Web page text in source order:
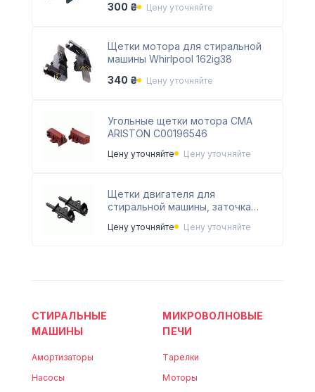
300 ₴
Цену уточняйте
Щетки мотора для стиральной
машины Whirlpool 162ig38
340 ₴
Цену уточняйте
Угольные щетки мотора СМА
ARISTON C00196546
Цену уточняйте Цену уточняйте
Щетки двигателя для
стиральной машины, заточка
Цену уточняйте Цену уточняйте
СТИРАЛЬНЫЕ
МАШИНЫ
Амортизаторы
Насосы
МИКРОВОЛНОВЫЕ
ПЕЧИ
Тарелки
Моторы